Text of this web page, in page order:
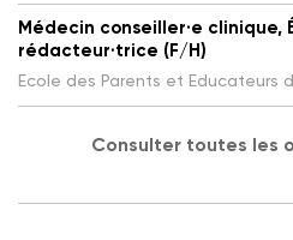
Médecin conseiller·e clinique,
rédacteur·trice (F/H)
Ecole des Parents et Educateurs
Consulter toutes les